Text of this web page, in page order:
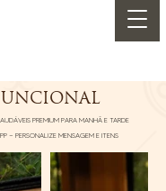
PREMIUM PARA MANHÃ E TARDE
— PERSONALIZE MENSAGEM E ITENS